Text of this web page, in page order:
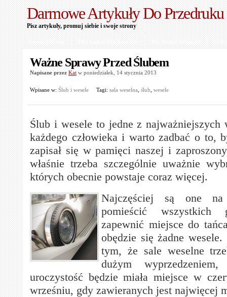
Darmowe Artykuły Do Przedruku
Pisz artykuły, promuj siebie i swoje strony
Ważne Sprawy Przed Ślubem
Napisane przez Kat w poniedziałek, 14 stycznia 2013
Wpisane w: Ślub i wesele Tagi: sala weselna ślub wesele
Ślub i wesele to jedne z najważniejszych
każdego człowieka i warto zadbać o to,
zapisał się w pamięci naszej i
właśnie trzeba szczególnie uważnie
których obecnie powstaje coraz więcej.
Najczęściej są one
pomieścić
zapewnić miejsce do
obędzie się żadne
tym, że sale weselne
dużym
uroczystość będzie miała miejsce w
wrześniu, gdy zawieranych jest najwięcej